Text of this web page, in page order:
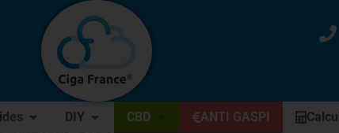
DIY CBD ANTI GASPI